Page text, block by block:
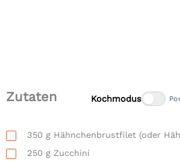
Zutaten Kochmodus
350 g Hähnchenbrustfilet (oder
250 g Zucchini